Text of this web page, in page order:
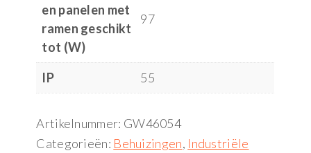
en panelen met
ramen geschikt
tot (W)
97
IP 55
Artikelnummer: GW46054
Categorieën: Behuizingen, Industriële